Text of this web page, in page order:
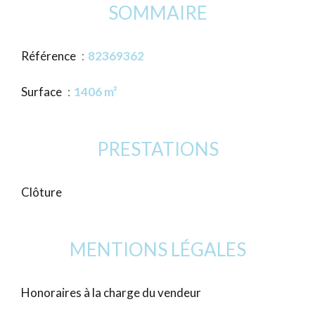
SOMMAIRE
Référence 82369362
Surface 1406 m²
PRESTATIONS
Clôture
MENTIONS LÉGALES
Honoraires à la charge du vendeur